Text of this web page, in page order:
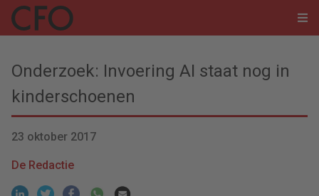
Onderzoek: Invoering AI staat nog in
kinderschoenen
23 oktober 2017
De Redactie